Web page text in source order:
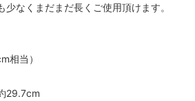
少なくまだまだ長くご使用頂けます。
相当）
29.7cm